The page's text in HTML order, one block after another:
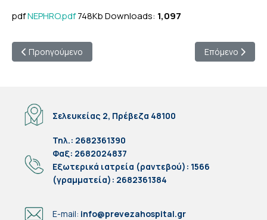
pdfNEPHRO.pdf748KbDownloads: 1,097
Προηγούμενο άρθρο: Πρόσκληση ενδιαφέροντος για την
Προηγούμενο Επόμενο
Επόμενο
Σελευκείας 2, Πρέβεζα 48100
Τηλ.: 2682361390
Φαξ: 2682024837
Eξωτερικά ιατρεία (ραντεβού): 1566
(γραμματεία): 2682361384
E-mail: info@prevezahospital.gr